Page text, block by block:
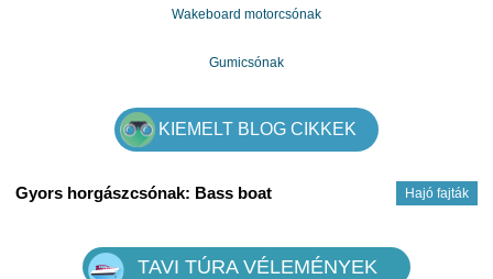
Wakeboard motorcsónak
Gumicsónak
KIEMELT BLOG CIKKEK
Hajó fajták
Gyors horgászcsónak: Bass boat
TAVI TÚRA VÉLEMÉNYEK